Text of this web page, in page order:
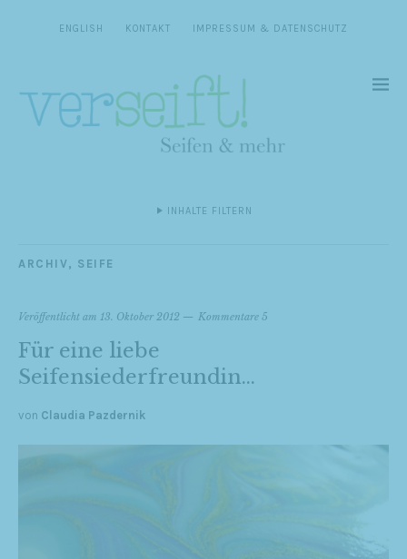
ENGLISH KONTAKT IMPRESSUM & DATENSCHUTZ
INHALTE FILTERN
ARCHIV , SEIFE
Veröffentlicht am 13. Oktober 2012 Kommentare 5
Für eine liebe
Seifensiederfreundin…
von Claudia Pazdernik